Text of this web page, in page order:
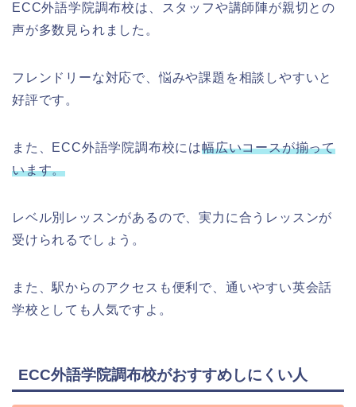
ECC外語学院調布校は、スタッフや講師陣が親切との
声が多数見られました。
フレンドリーな対応で、悩みや課題を相談しやすいと
好評です。
また、ECC外語学院調布校には幅広いコースが揃って
います。
レベル別レッスンがあるので、実力に合うレッスンが
受けられるでしょう。
また、駅からのアクセスも便利で、通いやすい英会話
学校としても人気ですよ。
ECC外語学院調布校がおすすめしにくい人